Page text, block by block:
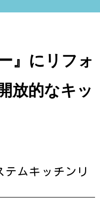
ボ
』にリフォ
放的なキッ
ムキッチンリ